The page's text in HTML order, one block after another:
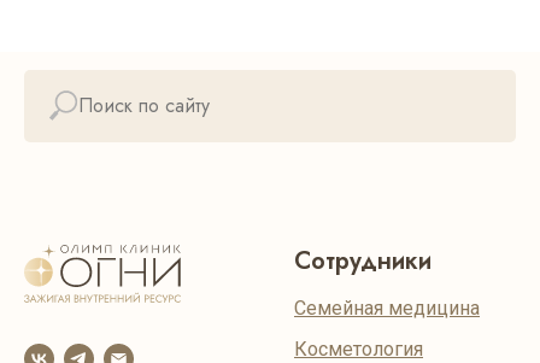
Сотрудники
Семейная медицина
Косметология